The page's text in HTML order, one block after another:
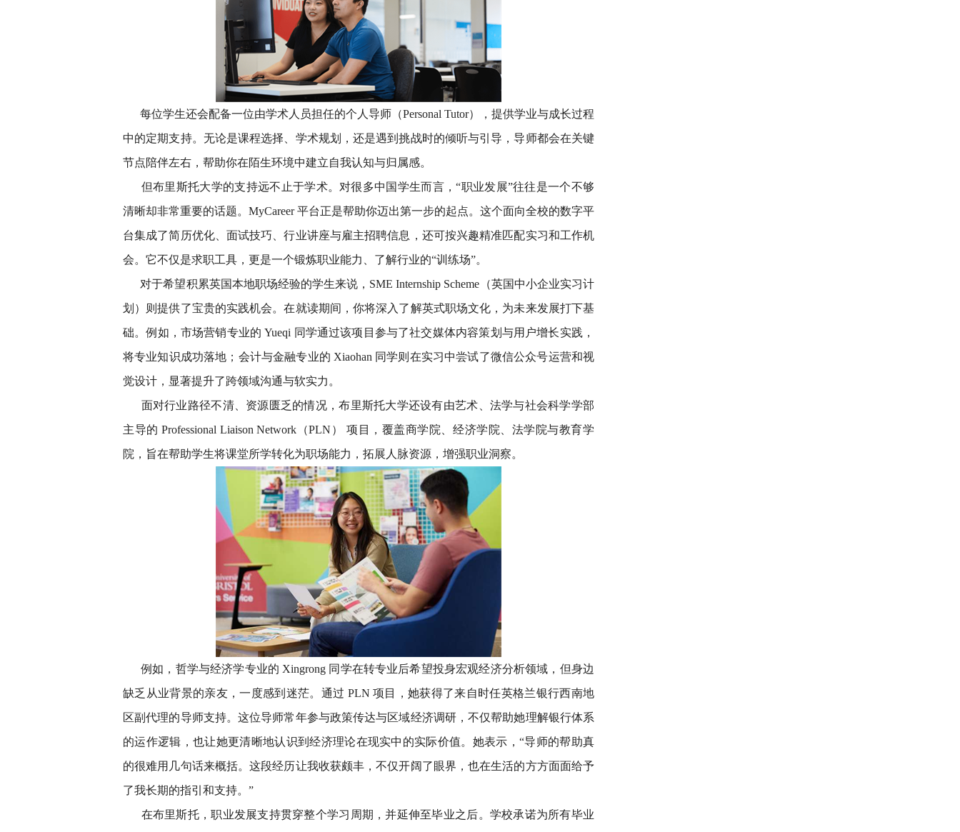
每位学生还会配备一位由学术人员担任的个人导师（Personal Tutor），提供学业与成长过程
中的定期支持。无论是课程选择、学术规划，还是遇到挑战时的倾听与引导，导师都会在关键
节点陪伴左右，帮助你在陌生环境中建立自我认知与归属感。
但布里斯托大学的支持远不止于学术。对很多中国学生而言，“职业发展”往往是一个不够
清晰却非常重要的话题。MyCareer 平台正是帮助你迈出第一步的起点。这个面向全校的数字平
台集成了简历优化、面试技巧、行业讲座与雇主招聘信息，还可按兴趣精准匹配实习和工作机
会。它不仅是求职工具，更是一个锻炼职业能力、了解行业的“训练场”。
对于希望积累英国本地职场经验的学生来说，SME Internship Scheme（英国中小企业实习计
划）则提供了宝贵的实践机会。在就读期间，你将深入了解英式职场文化，为未来发展打下基
础。例如，市场营销专业的 Yueqi 同学通过该项目参与了社交媒体内容策划与用户增长实践，
将专业知识成功落地；会计与金融专业的 Xiaohan 同学则在实习中尝试了微信公众号运营和视
觉设计，显著提升了跨领域沟通与软实力。
面对行业路径不清、资源匮乏的情况，布里斯托大学还设有由艺术、法学与社会科学学部
主导的 Professional Liaison Network（PLN） 项目，覆盖商学院、经济学院、法学院与教育学
院，旨在帮助学生将课堂所学转化为职场能力，拓展人脉资源，增强职业洞察。
例如，哲学与经济学专业的 Xingrong 同学在转专业后希望投身宏观经济分析领域，但身边
缺乏从业背景的亲友，一度感到迷茫。通过 PLN 项目，她获得了来自时任英格兰银行西南地
区副代理的导师支持。这位导师常年参与政策传达与区域经济调研，不仅帮助她理解银行体系
的运作逻辑，也让她更清晰地认识到经济理论在现实中的实际价值。她表示，“导师的帮助真
的很难用几句话来概括。这段经历让我收获颇丰，不仅开阔了眼界，也在生活的方方面面给予
了我长期的指引和支持。”
在布里斯托，职业发展支持贯穿整个学习周期，并延伸至毕业之后。学校承诺为所有毕业